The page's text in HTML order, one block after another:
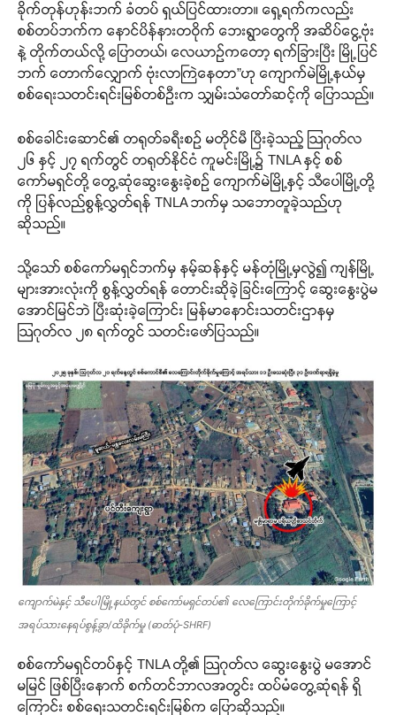
ခိုက်တုန်ဟုန်းဘက် ခံတပ် ရှယ်ပြင်ထားတာ။ ရှေ့ရက်ကလည်း
စစ်တပ်ဘက်က နောင်ပိန်နားတဝိုက် ဘေးရွာတွေကို အဆိပ်ငွေ့ဗုံး
နဲ့ တိုက်တယ်လို့ ပြောတယ်၊ လေယာဉ်ကတော့ ရက်ခြားပြီး မြို့ပြင်
ဘက် တောက်လျှောက် ဗုံးလာကြဲနေတာ”ဟု ကျောက်မဲမြို့နယ်မှ
စစ်ရေးသတင်းရင်းမြစ်တစ်ဦးက သျှမ်းသံတော်ဆင့်ကို ပြောသည်။
စစ်ခေါင်းဆောင်၏ တရုတ်ခရီးစဉ် မတိုင်မီ ပြီးခဲ့သည့် ဩဂုတ်လ
၂၆ နှင့် ၂၇ ရက်တွင် တရုတ်နိုင်ငံ ကူမင်းမြို့၌ TNLA နှင့် စစ်
ကော်မရှင်တို့ တွေ့ဆုံဆွေးနွေးခဲ့စဉ် ကျောက်မဲမြို့နှင့် သီပေါမြို့တို့
ကို ပြန်လည်စွန့်လွှတ်ရန် TNLA ဘက်မှ သဘောတူခဲ့သည်ဟု
ဆိုသည်။
သို့သော် စစ်ကော်မရှင်ဘက်မှ နမ့်ဆန်နှင့် မန်တုံမြို့မှလွဲ၍ ကျန်မြို့
များအားလုံးကို စွန့်လွှတ်ရန် တောင်းဆိုခဲ့ခြင်းကြောင့် ဆွေးနွေးပွဲမ
အောင်မြင်ဘဲ ပြီးဆုံးခဲ့ကြောင်း မြန်မာနောင်းသတင်းဌာနမှ
ဩဂုတ်လ ၂၈ ရက်တွင် သတင်းဖော်ပြသည်။
ကျောက်မဲနှင့် သီပေါမြို့နယ်တွင် စစ်ကော်မရှင်တပ်၏ လေကြောင်းတိုက်ခိုက်မှုကြောင့်
အရပ်သားနေရပ်စွန့်ခွာ/ထိခိုက်မှု (ဓာတ်ပုံ-SHRF)
စစ်ကော်မရှင်တပ်နှင့် TNLA တို့၏ ဩဂုတ်လ ဆွေးနွေးပွဲ မအောင်
မမြင် ဖြစ်ပြီးနောက် စက်တင်ဘာလအတွင်း ထပ်မံတွေ့ဆုံရန် ရှိ
ကြောင်း စစ်ရေးသတင်းရင်းမြစ်က ပြောဆိုသည်။